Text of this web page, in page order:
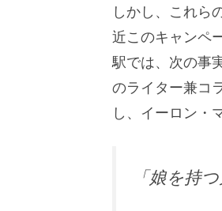
しかし、これら
近このキャンペ
駅では、次の事
のライター兼コ
し、イーロン・
「娘を持